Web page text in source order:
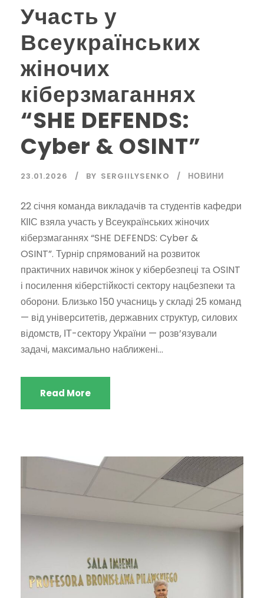
Участь у
Всеукраїнських
жіночих
кіберзмаганнях
“SHE DEFENDS:
Cyber & OSINT”
23.01.2026 BY SERGIILYSENKO НОВИНИ
22 січня команда викладачів та студентів кафедри
КІІС взяла участь у Всеукраїнських жіночих
кіберзмаганнях “SHE DEFENDS: Cyber &
OSINT”. Турнір спрямований на розвиток
практичних навичок жінок у кібербезпеці та OSINT
і посилення кіберстійкості сектору нацбезпеки та
оборони. Близько 150 учасниць у складі 25 команд
— від університетів, державних структур, силових
відомств, ІТ-сектору України — розв’язували
задачі, максимально наближені...
Read More